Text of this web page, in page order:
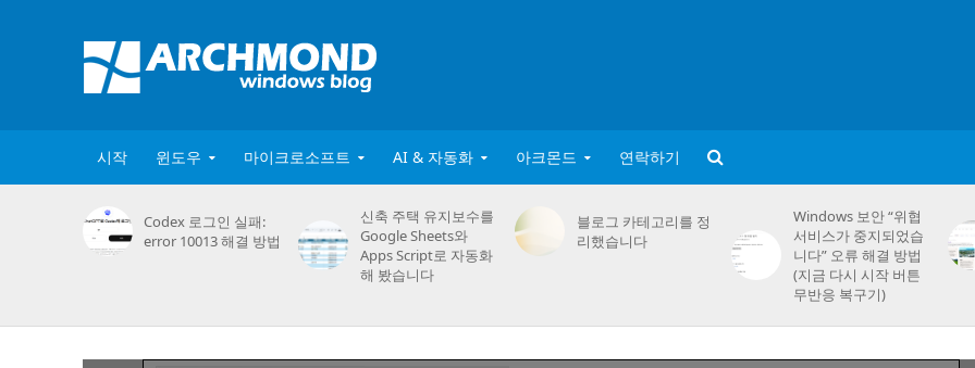
시작 윈도우 마이크로소프트 AI & 자동화 아크몬드 연락하기
Codex 로그인 실패:
error 10013 해결 방법
신축 주택 유지보수를
Google Sheets와
Apps Script로 자동화
해 봤습니다
블로그 카테고리를 정
리했습니다
Windows 보안 “위협
서비스가 중지되었습
니다” 오류 해결 방법
(지금 다시 시작 버튼
무반응 복구기)